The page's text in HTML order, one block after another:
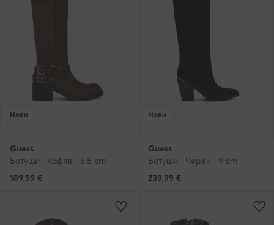
Нови
Guess
Ботуши · Кафяв · 6.5 cm
189,99 €
Нови
Guess
Ботуши · Черен · 9 cm
239,99 €